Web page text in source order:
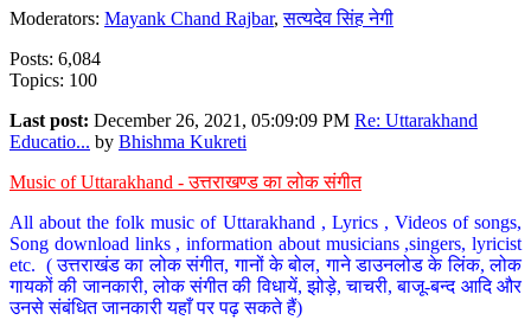
Moderators: Mayank Chand Rajbar,सत्यदेव सिंह नेगी
Posts: 6,084
Topics: 100
Last post: December 26, 2021, 05:09:09 PM Re: Uttarakhand
Educatio... by Bhishma Kukreti
Music of Uttarakhand - उत्तराखण्ड का लोक संगीत
All about the folk music of Uttarakhand , Lyrics , Videos of songs,
Song download links , information about musicians ,singers, lyricist
etc. ( उत्तराखंड का लोक संगीत, गानों के बोल, गाने डाउनलोड के लिंक, लोक
गायकों की जानकारी, लोक संगीत की विधायें, झोड़े, चाचरी, बाजू-बन्द आदि और
उनसे संबंधित जानकारी यहाँ पर पढ़ सकते हैं)